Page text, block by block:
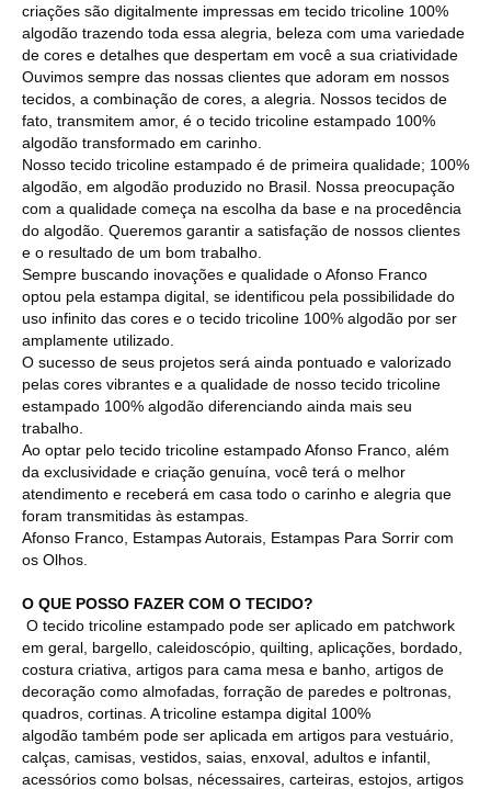
criações são digitalmente impressas em tecido tricoline 100%
algodão trazendo toda essa alegria, beleza com uma variedade
de cores e detalhes que despertam em você a sua criatividade
Ouvimos sempre das nossas clientes que adoram em nossos
tecidos, a combinação de cores, a alegria. Nossos tecidos de
fato, transmitem amor, é o tecido tricoline estampado 100%
algodão transformado em carinho.
Nosso tecido tricoline estampado é de primeira qualidade; 100%
algodão, em algodão produzido no Brasil. Nossa preocupação
com a qualidade começa na escolha da base e na procedência
do algodão. Queremos garantir a satisfação de nossos clientes
e o resultado de um bom trabalho.
Sempre buscando inovações e qualidade o Afonso Franco
optou pela estampa digital, se identificou pela possibilidade do
uso infinito das cores e o tecido tricoline 100% algodão por ser
amplamente utilizado.
O sucesso de seus projetos será ainda pontuado e valorizado
pelas cores vibrantes e a qualidade de nosso tecido tricoline
estampado 100% algodão diferenciando ainda mais seu
trabalho.
Ao optar pelo tecido tricoline estampado Afonso Franco, além
da exclusividade e criação genuína, você terá o melhor
atendimento e receberá em casa todo o carinho e alegria que
foram transmitidas às estampas.
Afonso Franco, Estampas Autorais, Estampas Para Sorrir com
os Olhos.
O QUE POSSO FAZER COM O TECIDO?
O tecido tricoline estampado pode ser aplicado em patchwork
em geral, bargello, caleidoscópio, quilting, aplicações, bordado,
costura criativa, artigos para cama mesa e banho, artigos de
decoração como almofadas, forração de paredes e poltronas,
quadros, cortinas. A tricoline estampa digital 100%
algodão também pode ser aplicada em artigos para vestuário,
calças, camisas, vestidos, saias, enxoval, adultos e infantil,
acessórios como bolsas, nécessaires, carteiras, estojos, artigos